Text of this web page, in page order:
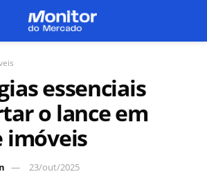
essenciais
o lance em
imóveis
23/out/2025